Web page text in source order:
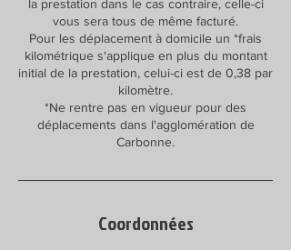
la prestation dans le cas contraire, celle-ci
vous sera tous de même facturé.
Pour les déplacement à domicile un *frais
kilométrique s'applique en plus du montant
initial de la prestation, celui-ci est de 0,38 par
kilomètre.
*Ne rentre pas en vigueur pour des
déplacements dans l'agglomération de
Carbonne.
Coordonnées